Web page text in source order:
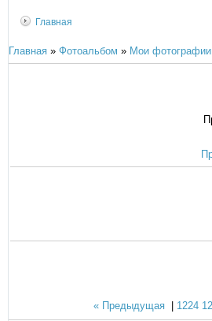
Главная
Главная» Фотоальбом » Мои фотографии
« Предыдущая | 1224